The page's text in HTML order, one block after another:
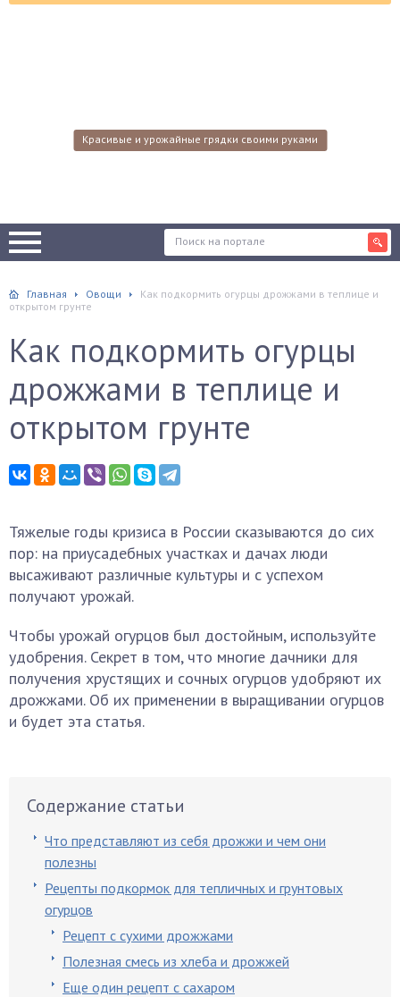
Красивые и урожайные грядки своими руками
Главная Овощи
Как подкормить огурцы дрожжами в теплице и
открытом грунте
Как подкормить огурцы
дрожжами в теплице и
открытом грунте
Тяжелые годы кризиса в России сказываются до сих
пор: на приусадебных участках и дачах люди
высаживают различные культуры и с успехом
получают урожай.
Чтобы урожай огурцов был достойным, используйте
удобрения. Секрет в том, что многие дачники для
получения хрустящих и сочных огурцов удобряют их
дрожжами. Об их применении в выращивании огурцов
и будет эта статья.
Содержание статьи
Что представляют из себя дрожжи и чем они
полезны
Рецепты подкормок для тепличных и грунтовых
огурцов
Рецепт с сухими дрожжами
Полезная смесь из хлеба и дрожжей
Еще один рецепт с сахаром